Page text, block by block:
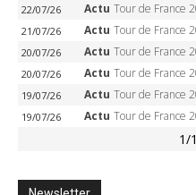
22/07/26 Actu Tour de France 2026 – Étape 17 :
21/07/26 Actu Tour de France 2026 – Evenepoel
20/07/26 Actu Tour de France 2026 – Étape 16 : Evenepoel,
20/07/26 Actu Tour de France 2026 – Le
19/07/26 Actu Tour de France 2026 – Evenepoel gagne à
19/07/26 Actu Tour de France 2026 – Étape 15 : Pogacar
1/